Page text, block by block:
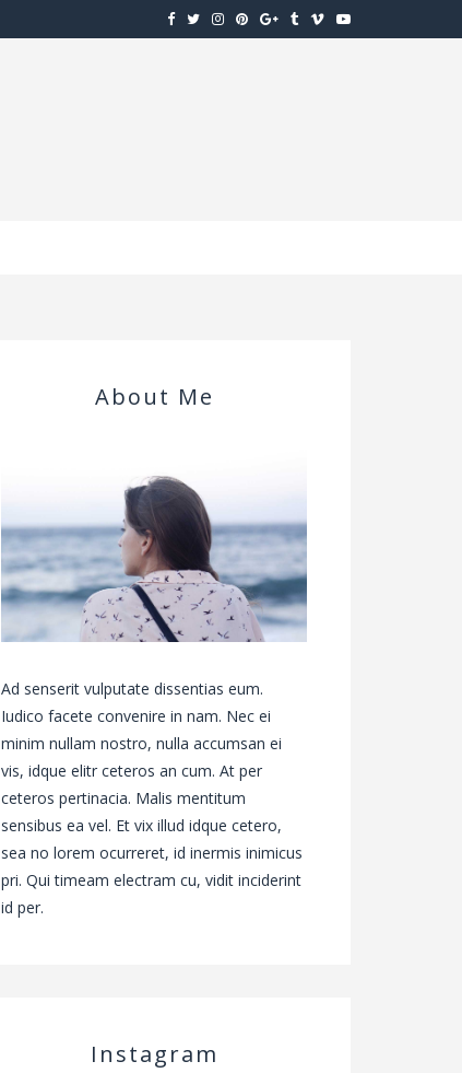
About Me
Ad senserit vulputate dissentias eum.
Iudico facete convenire in nam. Nec ei
minim nullam nostro, nulla accumsan ei
vis, idque elitr ceteros an cum. At per
ceteros pertinacia. Malis mentitum
sensibus ea vel. Et vix illud idque cetero,
sea no lorem ocurreret, id inermis inimicus
pri. Qui timeam electram cu, vidit inciderint
id per.
Instagram